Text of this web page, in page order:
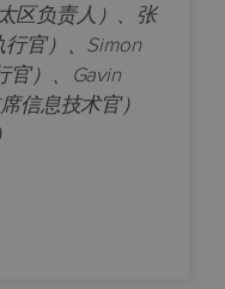
区负责人）、张
官）、Simon
官）、Gavin
信息技术官）